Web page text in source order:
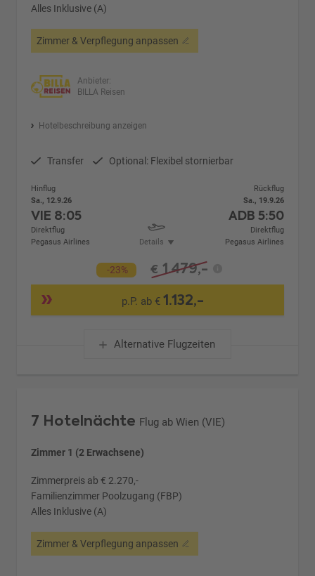
Alles Inklusive (A)
Zimmer & Verpflegung anpassen
Anbieter:
BILLA Reisen
Hotelbeschreibung anzeigen
Transfer Optional: Flexibel stornierbar
Hinflug
Sa., 12.9.26
VIE 8:05
Direktflug
Pegasus Airlines
Details
Rückflug
Sa., 19.9.26
ADB 5:50
Direktflug
Pegasus Airlines
-23% € 1.479,-
p.P. ab € 1.132,-
Alternative Flugzeiten
7 Hotelnächte Flug ab Wien (VIE)
Zimmer 1 (2 Erwachsene)
Zimmerpreis ab € 2.270,-
Familienzimmer Poolzugang (FBP)
Alles Inklusive (A)
Zimmer & Verpflegung anpassen